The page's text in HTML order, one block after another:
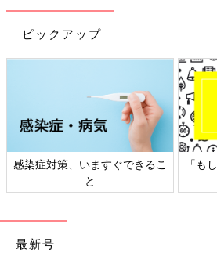
ピックアップ
ゃん・
日本外来小児科学会リーフレッ
最新号